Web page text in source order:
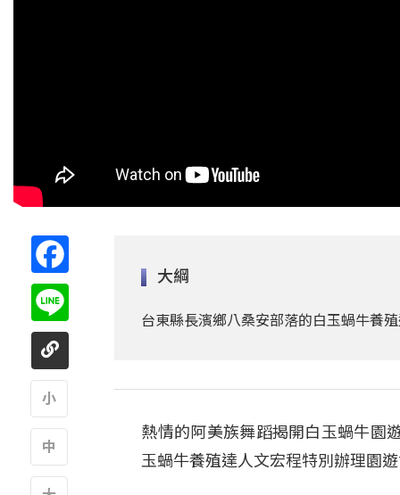
大綱
台東縣長濱鄉八桑安部落的白玉蝸牛養
熱情的阿美族舞蹈揭開白玉蝸牛園
玉蝸牛養殖達人文宏程特別辦理園遊